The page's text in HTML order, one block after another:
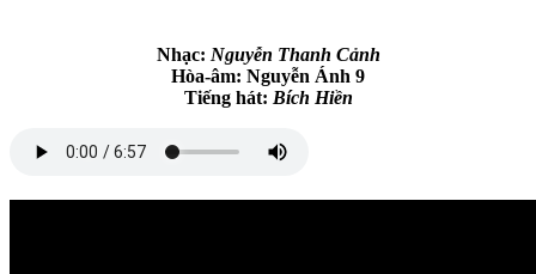
Nhạc: Nguyễn Thanh Cảnh
Hòa-âm: Nguyễn Ánh 9
Tiếng hát: Bích Hiền